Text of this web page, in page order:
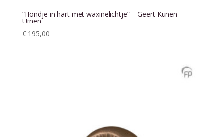
“Hondje in hart met waxinelichtje” – Geert Kunen
Urnen
€195,00